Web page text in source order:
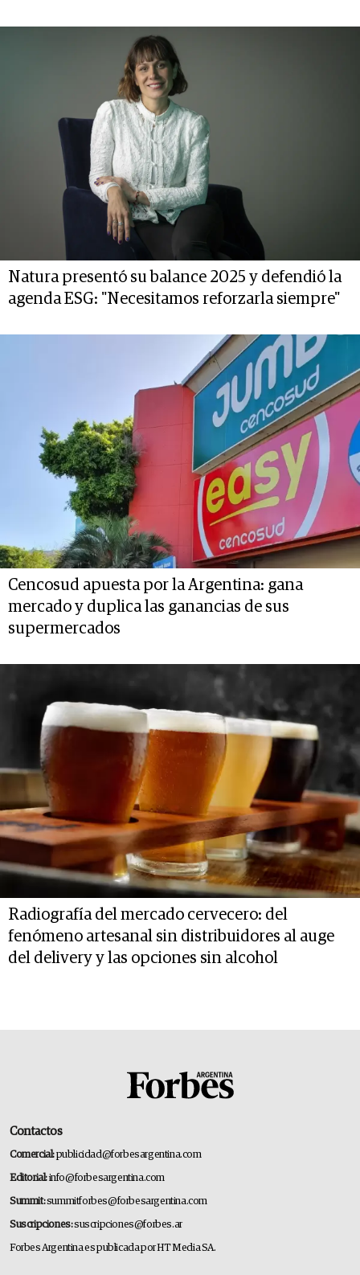
Natura presentó su balance 2025 y defendió la
agenda ESG: "Necesitamos reforzarla siempre"
Cencosud apuesta por la Argentina: gana
mercado y duplica las ganancias de sus
supermercados
Radiografía del mercado cervecero: del
fenómeno artesanal sin distribuidores al auge
del delivery y las opciones sin alcohol
Contactos
Comercial:publicidad@forbesargentina.com
Editorial:info@forbesargentina.com
Summit:summitforbes@forbesargentina.com
Suscripciones:suscripciones@forbes.ar
Forbes Argentina es publicada por HT Media SA.